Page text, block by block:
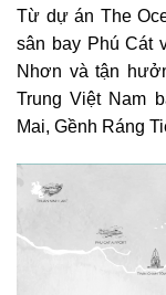
Từ dự án The
sân bay Phú Cát
Nhơn và tận
Trung Việt Nam
Mai, Gềnh Ráng